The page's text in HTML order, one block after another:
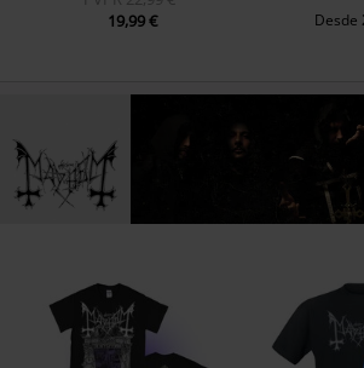
19,99 €
Desde